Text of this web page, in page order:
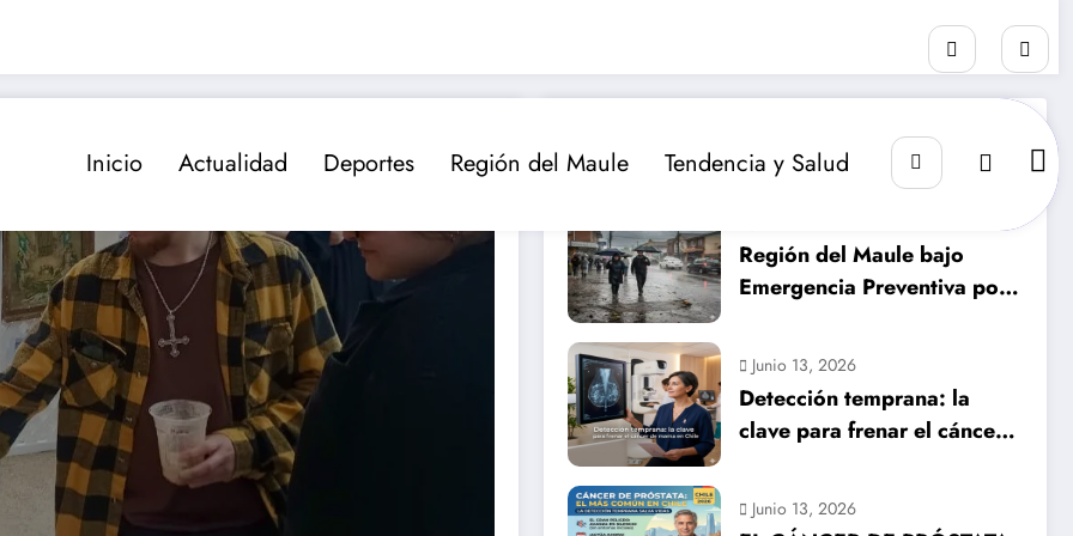
Inicio Actualidad Deportes Región del Maule Tendencia y Salud
RECIENTE POPULAR COMENTARIO
Región del Maule bajo
Emergencia Preventiva por
histórico
Junio 13, 2026
Detección temprana: la
clave para frenar el cáncer
Junio 13, 2026